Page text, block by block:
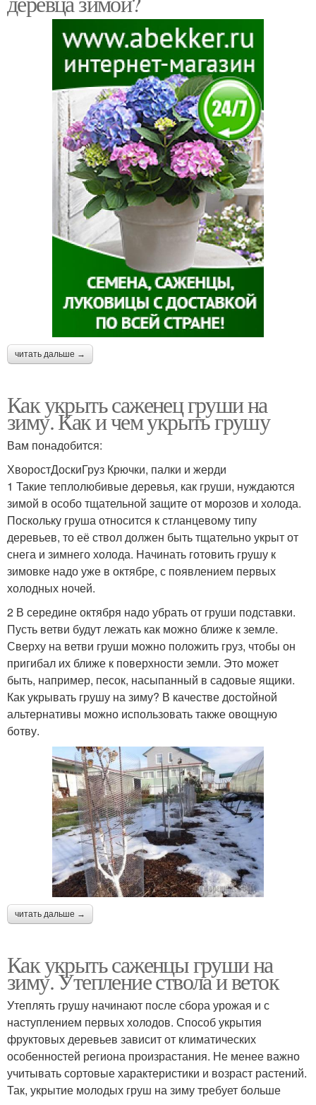
читать дальше →
Как укрыть саженец груши на
зиму. Как и чем укрыть грушу
Вам понадобится:
ХворостДоскиГруз Крючки, палки и жерди
1 Такие теплолюбивые деревья, как груши, нуждаются
зимой в особо тщательной защите от морозов и холода.
Поскольку груша относится к стланцевому типу
деревьев, то её ствол должен быть тщательно укрыт от
снега и зимнего холода. Начинать готовить грушу к
зимовке надо уже в октябре, с появлением первых
холодных ночей.
2 В середине октября надо убрать от груши подставки.
Пусть ветви будут лежать как можно ближе к земле.
Сверху на ветви груши можно положить груз, чтобы он
пригибал их ближе к поверхности земли. Это может
быть, например, песок, насыпанный в садовые ящики.
Как укрывать грушу на зиму? В качестве достойной
альтернативы можно использовать также овощную
ботву.
читать дальше →
Как укрыть саженцы груши на
зиму. Утепление ствола и веток
Утеплять грушу начинают после сбора урожая и с
наступлением первых холодов. Способ укрытия
фруктовых деревьев зависит от климатических
особенностей региона произрастания. Не менее важно
учитывать сортовые характеристики и возраст растений.
Так, укрытие молодых груш на зиму требует больше